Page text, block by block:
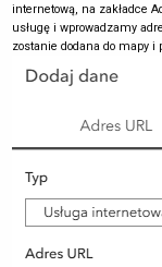
internetową, na zakładce
usługę i wprowadzamy
zostanie dodana do mapy i